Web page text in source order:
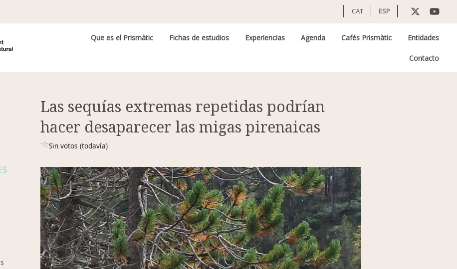
CAT ESP
Navegación principal
Que es el Prismàtic Fichas de estudios Experiencias Agenda Cafés Prismàtic Entidades
Contacto
Las sequías extremas repetidas podrían
hacer desaparecer las migas pirenaicas
Sin votos (todavía)